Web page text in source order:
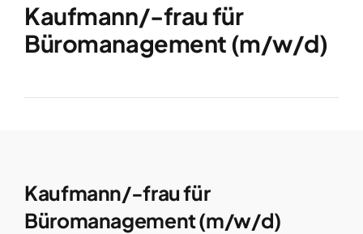
Kaufmann/-frau für
Büromanagement (m/w/d)
Kaufmann/-frau für
Büromanagement (m/w/d)